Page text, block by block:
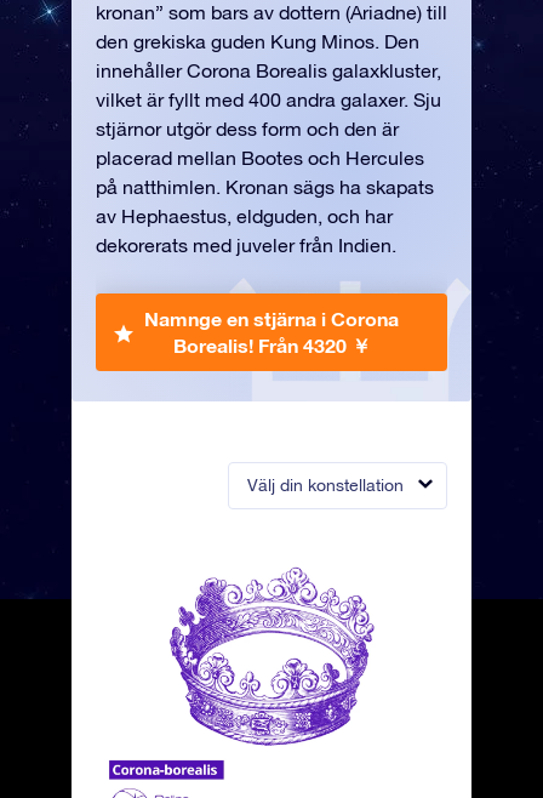
Välj din konstellation
kronan” som bars av dottern (Ariadne) till
den grekiska guden Kung Minos. Den
innehåller Corona Borealis galaxkluster,
vilket är fyllt med 400 andra galaxer. Sju
stjärnor utgör dess form och den är
placerad mellan Bootes och Hercules
på natthimlen. Kronan sägs ha skapats
av Hephaestus, eldguden, och har
dekorerats med juveler från Indien.
Namnge en stjärna i Corona
Borealis! Från 4320 ￥